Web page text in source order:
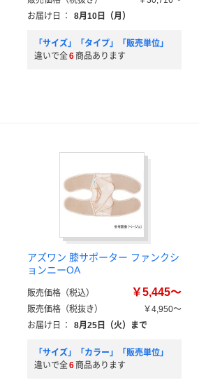
お届け日
： 8月10日（月）
「サイズ」「タイプ」「販売単位」
違いで全6 商品あります
アズワン 膝サポーター ファンクシ
ョンニーOA
販売価格（税込） ￥5,445～
販売価格（税抜き）
￥4,950～
お届け日
： 8月25日（火）まで
「サイズ」「カラー」「販売単位」
違いで全6 商品あります